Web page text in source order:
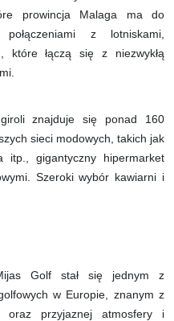
prowincja Malaga ma do
z lotniskami,
które łączą się z niezwykłą
znajduje się ponad 160
sieci modowych, takich jak
itp., gigantyczny hipermarket
Szeroki wybór kawiarni i
Golf stał się jednym z
w Europie, znanym z
oraz przyjaznej atmosfery i